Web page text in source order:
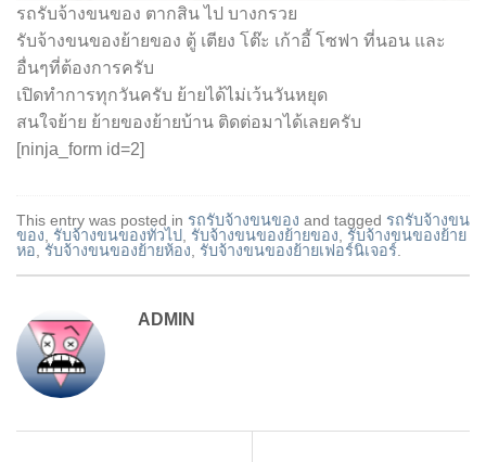
รถรับจ้างขนของ ตากสิน ไป บางกรวย
รับจ้างขนของย้ายของ ตู้ เตียง โต๊ะ เก้าอี้ โซฟา ที่นอน และ
อื่นๆที่ต้องการครับ
เปิดทำการทุกวันครับ ย้ายได้ไม่เว้นวันหยุด
สนใจย้าย ย้ายของย้ายบ้าน ติดต่อมาได้เลยครับ
[ninja_form id=2]
This entry was posted in รถรับจ้างขนของ and tagged รถรับจ้างขน
ของ, รับจ้างขนของทั่วไป, รับจ้างขนของย้ายของ, รับจ้างขนของย้าย
หอ, รับจ้างขนของย้ายห้อง, รับจ้างขนของย้ายเฟอร์นิเจอร์.
ADMIN